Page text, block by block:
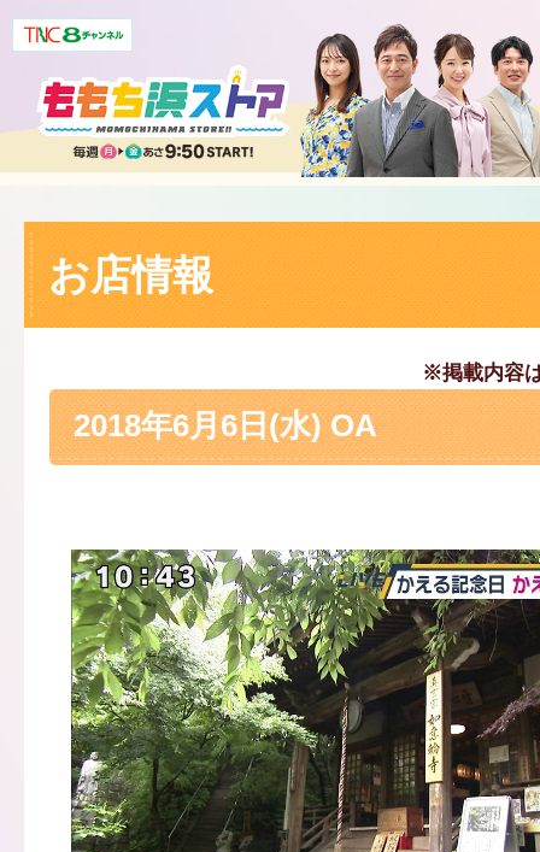
お店情報
※掲載内容
2018年6月6日(水) OA